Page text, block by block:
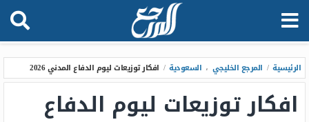
الرئيسية / المرجع الخليجي ، السعودية / افكار توزيعات ليوم الدفاع المدني 2026
افكار توزيعات ليوم الدفاع